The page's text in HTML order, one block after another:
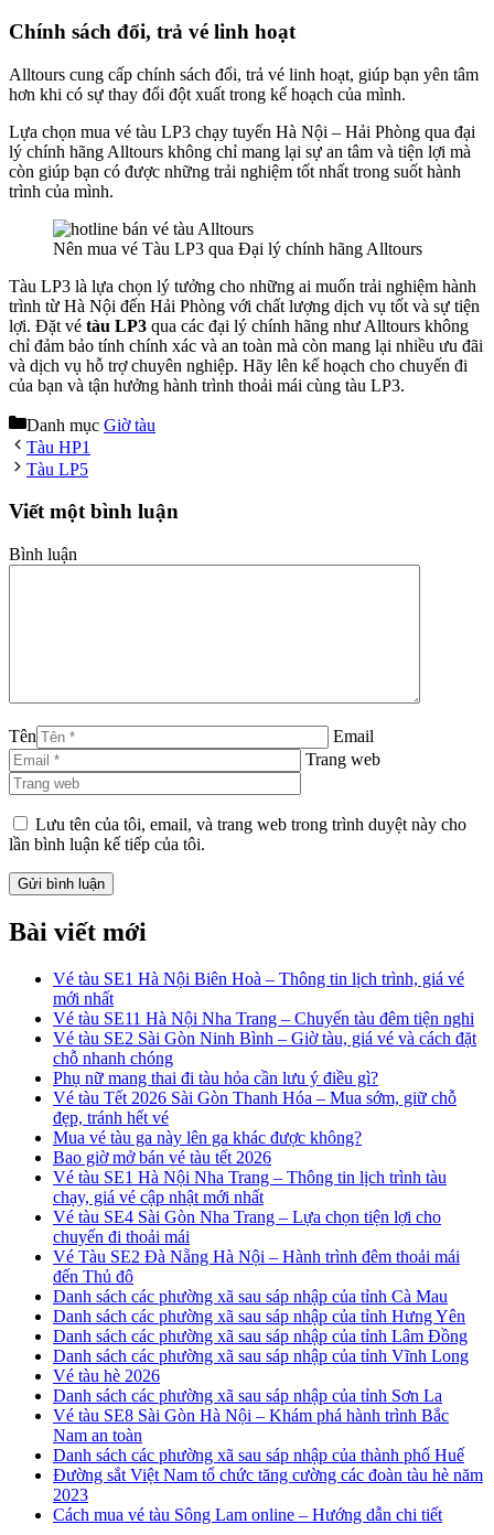
Chính sách đổi, trả vé linh hoạt
Alltours cung cấp chính sách đổi, trả vé linh hoạt, giúp bạn yên tâm
hơn khi có sự thay đổi đột xuất trong kế hoạch của mình.
Lựa chọn mua vé tàu LP3 chạy tuyến Hà Nội – Hải Phòng qua đại
lý chính hãng Alltours không chỉ mang lại sự an tâm và tiện lợi mà
còn giúp bạn có được những trải nghiệm tốt nhất trong suốt hành
trình của mình.
Nên mua vé Tàu LP3 qua Đại lý chính hãng Alltours
Tàu LP3 là lựa chọn lý tưởng cho những ai muốn trải nghiệm hành
trình từ Hà Nội đến Hải Phòng với chất lượng dịch vụ tốt và sự tiện
lợi. Đặt vé tàu LP3 qua các đại lý chính hãng như Alltours không
chỉ đảm bảo tính chính xác và an toàn mà còn mang lại nhiều ưu đãi
và dịch vụ hỗ trợ chuyên nghiệp. Hãy lên kế hoạch cho chuyến đi
của bạn và tận hưởng hành trình thoải mái cùng tàu LP3.
Danh mục Giờ tàu
Tàu HP1
Tàu LP5
Viết một bình luận
Bình luận
Tên
Email
Trang web
Lưu tên của tôi, email, và trang web trong trình duyệt này cho
lần bình luận kế tiếp của tôi.
Bài viết mới
Vé tàu SE1 Hà Nội Biên Hoà – Thông tin lịch trình, giá vé
mới nhất
Vé tàu SE11 Hà Nội Nha Trang – Chuyến tàu đêm tiện nghi
Vé tàu SE2 Sài Gòn Ninh Bình – Giờ tàu, giá vé và cách đặt
chỗ nhanh chóng
Phụ nữ mang thai đi tàu hỏa cần lưu ý điều gì?
Vé tàu Tết 2026 Sài Gòn Thanh Hóa – Mua sớm, giữ chỗ
đẹp, tránh hết vé
Mua vé tàu ga này lên ga khác được không?
Bao giờ mở bán vé tàu tết 2026
Vé tàu SE1 Hà Nội Nha Trang – Thông tin lịch trình tàu
chạy, giá vé cập nhật mới nhất
Vé tàu SE4 Sài Gòn Nha Trang – Lựa chọn tiện lợi cho
chuyến đi thoải mái
Vé Tàu SE2 Đà Nẵng Hà Nội – Hành trình đêm thoải mái
đến Thủ đô
Danh sách các phường xã sau sáp nhập của tỉnh Cà Mau
Danh sách các phường xã sau sáp nhập của tỉnh Hưng Yên
Danh sách các phường xã sau sáp nhập của tỉnh Lâm Đồng
Danh sách các phường xã sau sáp nhập của tỉnh Vĩnh Long
Vé tàu hè 2026
Danh sách các phường xã sau sáp nhập của tỉnh Sơn La
Vé tàu SE8 Sài Gòn Hà Nội – Khám phá hành trình Bắc
Nam an toàn
Danh sách các phường xã sau sáp nhập của thành phố Huế
Đường sắt Việt Nam tổ chức tăng cường các đoàn tàu hè năm
2023
Cách mua vé tàu Sông Lam online – Hướng dẫn chi tiết